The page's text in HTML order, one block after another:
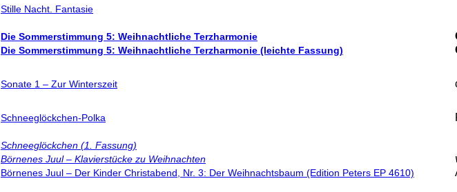
Stille Nacht. Fantasie
Die Sommerstimmung 5: Weihnachtliche Terzharmonie
Die Sommerstimmung 5: Weihnachtliche Terzharmonie (leichte Fassung)
Sonate 1 – Zur Winterszeit
Schneeglöckchen-Polka
Schneeglöckchen (1. Fassung)
Börnenes Juul – Klavierstücke zu Weihnachten
Börnenes Juul – Der Kinder Christabend, Nr. 3: Der Weihnachtsbaum (Edition Peters EP 4610)